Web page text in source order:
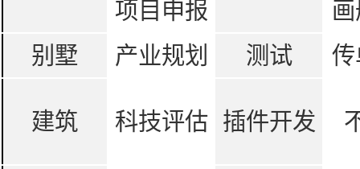
项目申报
别墅
产业规划 测试
建筑 科技评估 插件开发